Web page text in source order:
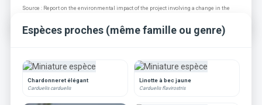
Source : Report on the environmental impact of the project involving a change in the
Espèces proches (même famille ou genre)
Chardonneret élégant
Carduelis carduelis
Linotte à bec jaune
Carduelis flavirostris